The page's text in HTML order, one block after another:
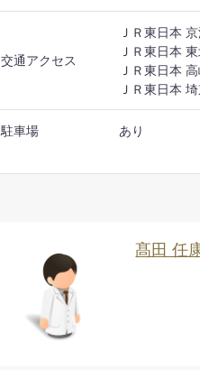
交通アクセス
ＪＲ東日本
ＪＲ東日本
ＪＲ東日本
ＪＲ東日本
駐車場 あり
髙田 任